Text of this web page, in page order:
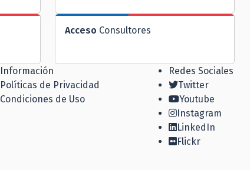
Acceso Consultores
Información
Políticas de Privacidad
Condiciones de Uso
Redes Sociales
Twitter
Youtube
Instagram
LinkedIn
Flickr